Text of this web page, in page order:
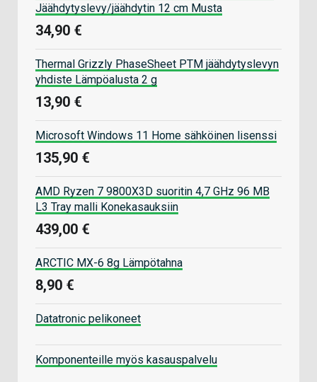
Jäähdytyslevy/jäähdytin 12 cm Musta
34,90 €
Thermal Grizzly PhaseSheet PTM jäähdytyslevyn
yhdiste Lämpöalusta 2 g
13,90 €
Microsoft Windows 11 Home sähköinen lisenssi
135,90 €
AMD Ryzen 7 9800X3D suoritin 4,7 GHz 96 MB
L3 Tray malli Konekasauksiin
439,00 €
ARCTIC MX-6 8g Lämpötahna
8,90 €
Datatronic pelikoneet
Komponenteille myös kasauspalvelu